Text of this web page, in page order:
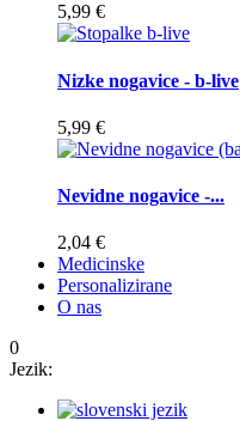
5,99 €
Nizke nogavice - b-live
5,99 €
Nevidne nogavice -...
2,04 €
Medicinske
Personalizirane
O nas
0
Jezik: